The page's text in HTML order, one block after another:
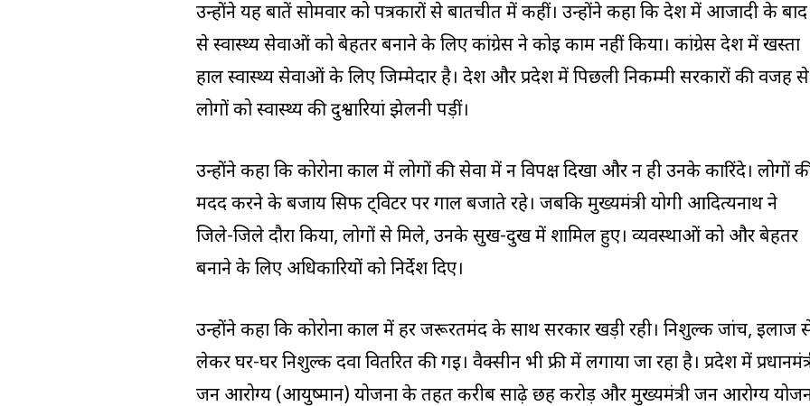
उन्होंने यह बातें सोमवार को पत्रकारों से बातचीत में कहीं। उन्होंने कहा कि देश में आजादी के बाद
से स्वास्थ्य सेवाओं को बेहतर बनाने के लिए कांग्रेस ने कोई काम नहीं किया। कांग्रेस देश में खस्ता
हाल स्वास्थ्य सेवाओं के लिए जिम्मेदार है। देश और प्रदेश में पिछली निकम्मी सरकारों की वजह से
लोगों को स्वास्थ्य की दुश्वारियां झेलनी पड़ीं।
उन्होंने कहा कि कोरोना काल में लोगों की सेवा में न विपक्ष दिखा और न ही उनके कारिंदे। लोगों
मदद करने के बजाय सिर्फ ट्विटर पर गाल बजाते रहे। जबकि मुख्यमंत्री योगी आदित्यनाथ ने
जिले-जिले दौरा किया, लोगों से मिले, उनके सुख-दुख में शामिल हुए। व्यवस्थाओं को और बेहतर
बनाने के लिए अधिकारियों को निर्देश दिए।
उन्होंने कहा कि कोरोना काल में हर जरूरतमंद के साथ सरकार खड़ी रही। निशुल्क जांच, इलाज
लेकर घर-घर निशुल्क दवा वितरित की गई। वैक्सीन भी फ्री में लगाया जा रहा है। प्रदेश में
जन आरोग्य (आयुष्मान) योजना के तहत करीब साढ़े छह करोड़ और मुख्यमंत्री जन आरोग्य